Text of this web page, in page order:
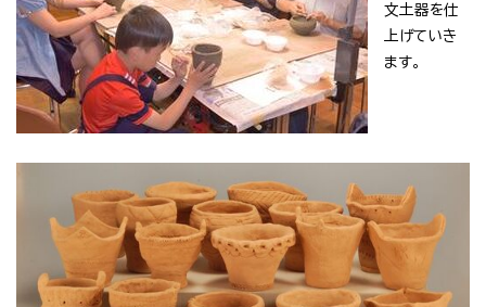
文土器を仕
上げていき
ます。